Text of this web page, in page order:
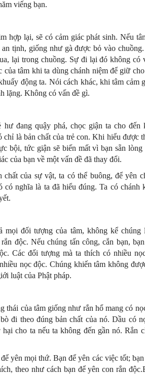
viếng bạn.
hợp lại, sẽ có cảm giác phát sinh. Nếu
tịnh, giống như gà được bỏ vào
lại trong chuồng. Sự đi lại đó không có
của tâm khi ta dùng chánh niệm để giữ
động ta. Nói cách khác, khi tâm cảm
lặng. Không có vấn đề gì.
đang quậy phá, chọc giận ta cho
chỉ là bản chất của trẻ con. Khi hiểu được
bội, tức giận sẽ biến mất vì bạn sẵn lòng
của bạn về một vấn đề đã thay đổi.
chất của sự vật, ta có thể buông, để yên
có nghĩa là ta đã hiểu đúng. Ta có chánh
mọi đối tượng của tâm, không kể
độc. Nếu chúng tấn công, cắn bạn,
Các đối tượng mà ta thích có nhiều
nọc độc. Chúng khiến tâm không
luật của Phật pháp.
thái của tâm giống như rắn hổ mang có
đi theo đúng bản chất của nó. Dầu có
cho ta nếu ta không đến gần nó. Rắn
yên mọi thứ. Bạn để yên các việc tốt;
theo như cách bạn để yên con rắn